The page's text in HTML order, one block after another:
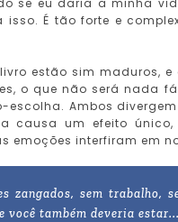
É tão forte e
estão sim maduros,
o que não será nada
escolha. Ambos
causa um efeito
emoções interfiram em
zangados, sem trabalho,
você também deveria